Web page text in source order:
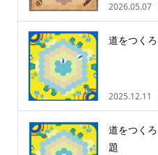
2026.05.07
道をつく
2025.12.11
道をつく
題